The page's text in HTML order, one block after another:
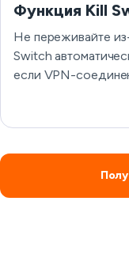
Функция Kill
Не переживайте
Switch
если VPN-